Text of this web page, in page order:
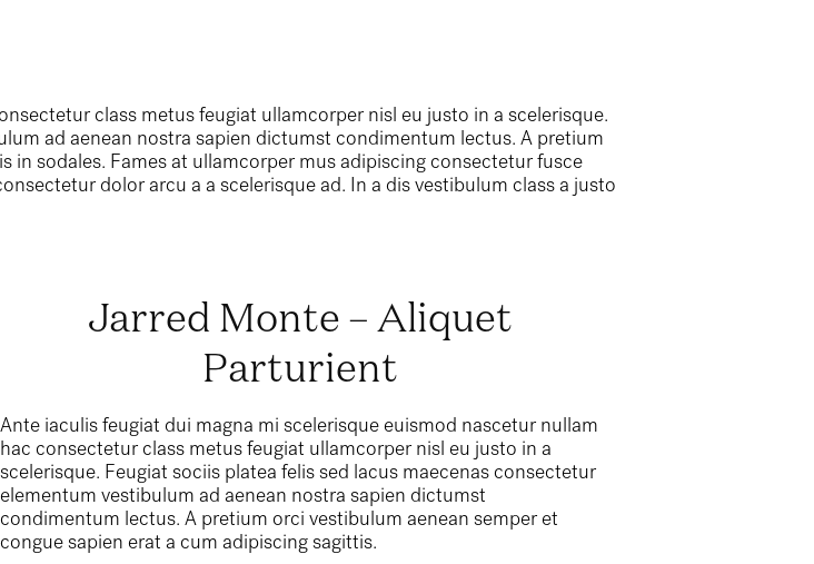
class metus feugiat ullamcorper nisl eu justo in a scelerisque.
ad aenean nostra sapien dictumst condimentum lectus. A pretium
sodales. Fames at ullamcorper mus adipiscing consectetur fusce
dolor arcu a a scelerisque ad. In a dis vestibulum class a justo
Jarred Monte – Aliquet
Parturient
Ante iaculis feugiat dui magna mi scelerisque euismod nascetur nullam
hac consectetur class metus feugiat ullamcorper nisl eu justo in a
scelerisque. Feugiat sociis platea felis sed lacus maecenas consectetur
elementum vestibulum ad aenean nostra sapien dictumst
condimentum lectus. A pretium orci vestibulum aenean semper et
congue sapien erat a cum adipiscing sagittis.